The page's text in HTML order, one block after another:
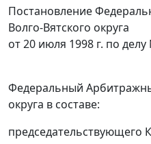
Постановление
Волго-Вятского округа
от 20 июля 1998 г. по
Федеральный
округа в составе:
председательствующего